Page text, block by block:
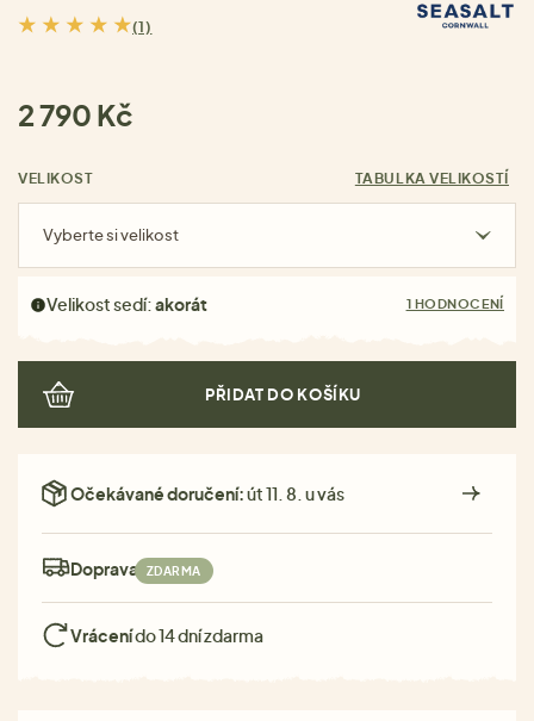
(1)
2 790 Kč
VELIKOST TABULKA VELIKOSTÍ
Vyberte si velikost
Velikost sedí:akorát 1 HODNOCENÍ
PŘIDAT DO KOŠÍKU
Očekávané doručení:út 11. 8. u vás
Doprava: ZDARMA
Vrácenído 14 dní zdarma